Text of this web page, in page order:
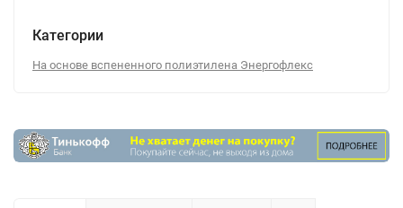
Категории
На основе вспененного полиэтилена Энергофлекс